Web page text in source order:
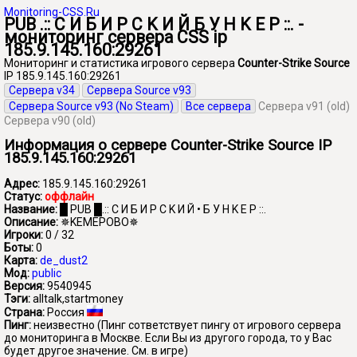
Monitoring-CSS.Ru
PUB .:: С И Б И P C K И Й Б У H K E P ::. -
мониторинг сервера CSS ip
185.9.145.160:29261
Мониторинг и статистика игрового сервера Counter-Strike Source
IP 185.9.145.160:29261
Сервера v34
Сервера Source v93
Сервера Source v93 (No Steam)
Все сервера
Сервера v91 (old)
Сервера v90 (old)
Информация о сервере Counter-Strike Source IP
185.9.145.160:29261
Адрес: 185.9.145.160:29261
Статус:оффлайн
Название: █ PUB █.:: С И Б И P C K И Й • Б У H K E P ::.
Описание: ✵KEMEPOBO✵
Игроки:0 / 32
Боты:0
Карта:de_dust2
Мод:public
Версия:9540945
Тэги:alltalk,startmoney
Страна: Россия
Пинг:неизвестно (Пинг сответствует пингу от игрового сервера
до мониторинга в Москве. Если Вы из другого города, то у Вас
будет другое значение. См. в игре)